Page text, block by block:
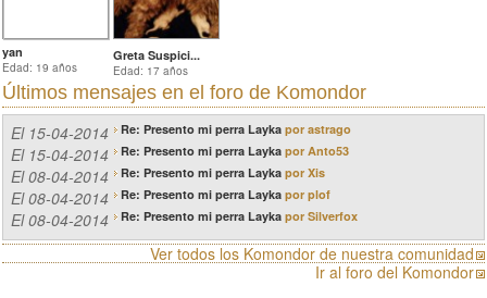
yan
Edad: 19 años
Greta Suspici...
Edad: 17 años
Últimos mensajes en el foro de Komondor
El 15-04-2014
Re: Presento mi perra Layka por astrago
El 15-04-2014 Re: Presento mi perra Layka por Anto53
El 08-04-2014 Re: Presento mi perra Layka por Xis
El 08-04-2014 Re: Presento mi perra Layka por plof
El 08-04-2014 Re: Presento mi perra Layka por Silverfox
Ver todos los Komondor de nuestra comunidad
Ir al foro del Komondor